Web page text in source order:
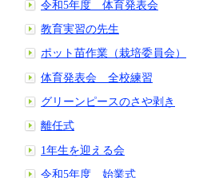
令和5年度 体育発表会
教育実習の先生
ポット苗作業（栽培委員会）
体育発表会 全校練習
グリーンピースのさや剥き
離任式
1年生を迎える会
令和5年度 始業式